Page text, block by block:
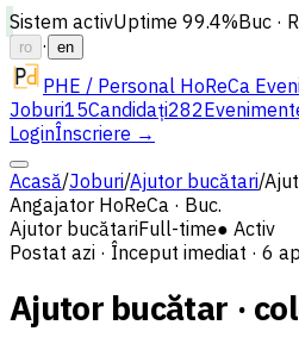
Sistem activUptime 99.4%Buc ·
ro · en
PHE / Personal HoReCa
Joburi15Candidați282
LoginÎnscriere →
Acasă/Joburi/Ajutor bucătari/
Angajator HoReCa · Buc.
Ajutor bucătariFull-time● Activ
Postat azi · Început imediat · 6
Ajutor bucătar ·